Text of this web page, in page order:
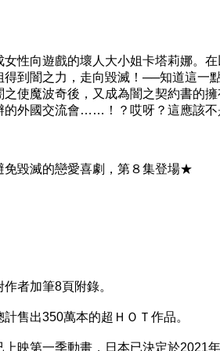
向遊戲的壞人大小姐卡塔莉娜。在
得到闇之力，走向毀滅！──知道這一
之使魔波奇後，又成為闇之契約書的
的外國交流會……！？哎呀？這應該不
毀滅的戀愛喜劇，第８集登場★
加筆8頁附錄。
出350萬本的超ＨＯＴ作品。
第一季動畫，日本已決定於2021年